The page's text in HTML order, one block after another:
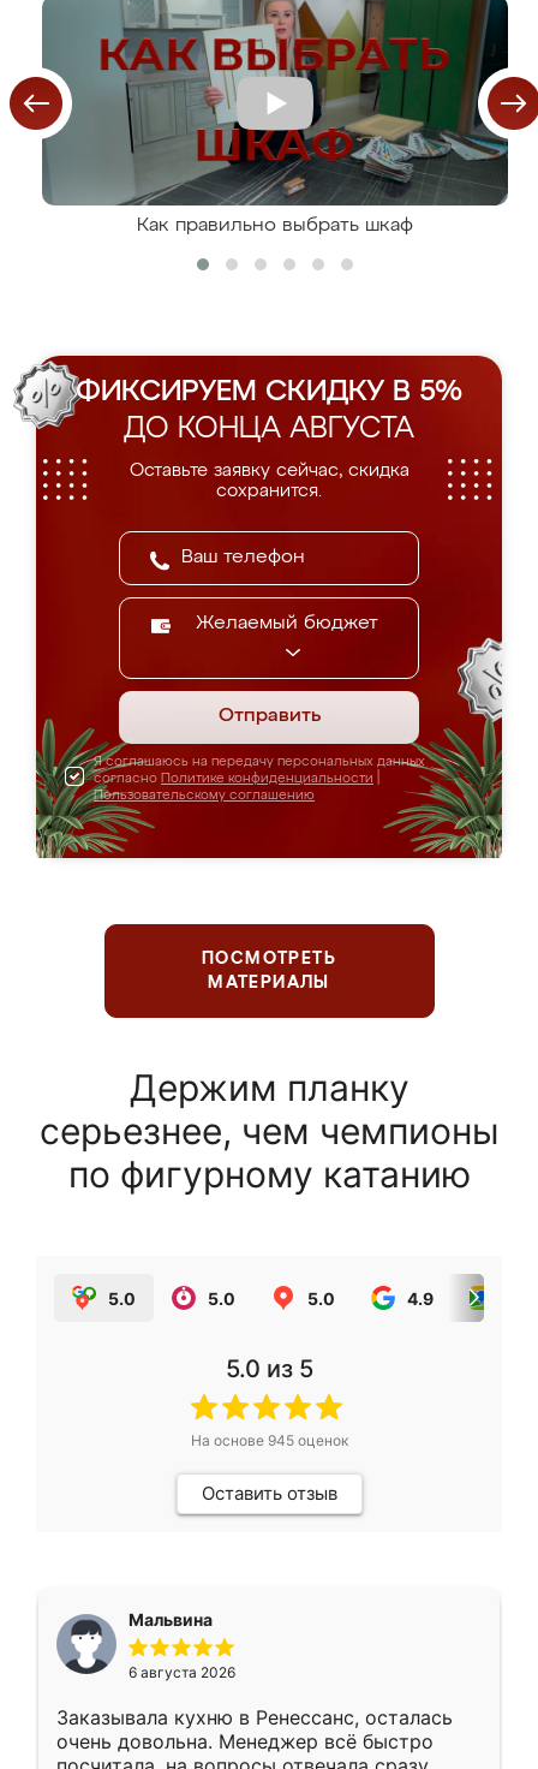
Как правильно выбрать шкаф
ФИКСИРУЕМ СКИДКУ В 5%
ДО КОНЦА АВГУСТА
Оставьте заявку сейчас, скидка
сохранится.
Желаемый бюджет
Отправить
Я соглашаюсь на передачу персональных данных
согласно Политике конфиденциальности
Пользовательскому соглашению
ПОСМОТРЕТЬ
МАТЕРИАЛЫ
Держим планку
серьезнее, чем чемпионы
по фигурному катанию
5.0 5.0 5.0 4.9
5.0 из 5
На основе 945оценок
Оставить отзыв
Мальвина
6 августа 2026
Заказывала кухню в Ренессанс, осталась
очень довольна. Менеджер всё быстро